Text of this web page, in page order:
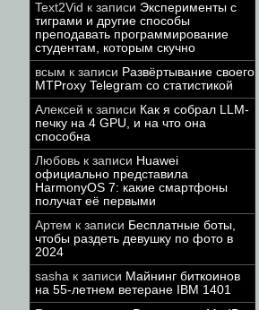
Text2Vid к записи Эксперименты с
тиграми и другие способы
преподавать программирование
студентам, которым скучно
всым к записи Развёртывание своего
MTProxy Telegram со статистикой
Алексей к записи Как я собрал LLM-
печку на 4 GPU, и на что она
способна
Любовь к записи Huawei
официально представила
HarmonyOS 7: какие смартфоны
получат её первыми
Артем к записи Бесплатные боты,
чтобы раздеть девушку по фото в
2024
sasha к записи Майнинг биткоинов
на 55-летнем ветеране IBM 1401